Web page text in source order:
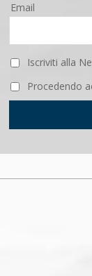
Email
Iscriviti alla
Procedendo